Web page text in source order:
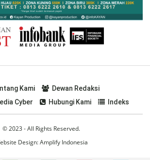
Kami
Dewan Redaksi
Cyber
Hubungi Kami Indeks
© 2023 - All Rights Reserved.
Design:Amplify Indonesia